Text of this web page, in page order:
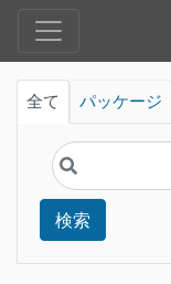
全て パッケージ
検索